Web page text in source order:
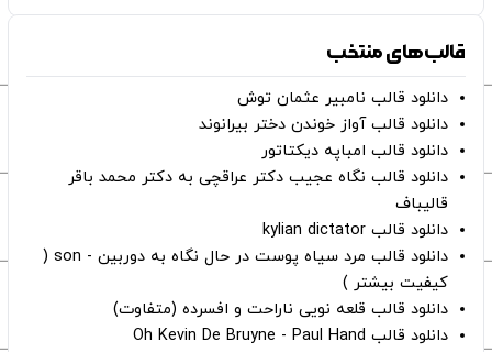
قالب‌های منتخب
دانلود قالب نامبیر عثمان ‌توش
دانلود قالب آواز خوندن دختر بیرانوند
دانلود قالب امباپه دیکتاتور
دانلود قالب نگاه عجیب دکتر عراقچی به دکتر محمد باقر
قالیباف
دانلود قالب kylian dictator
دانلود قالب مرد سیاه پوست در حال نگاه به دوربین - son (
کیفیت بیشتر )
دانلود قالب قلعه نویی ناراحت و افسرده (متفاوت)
دانلود قالب Oh Kevin De Bruyne - Paul Hand